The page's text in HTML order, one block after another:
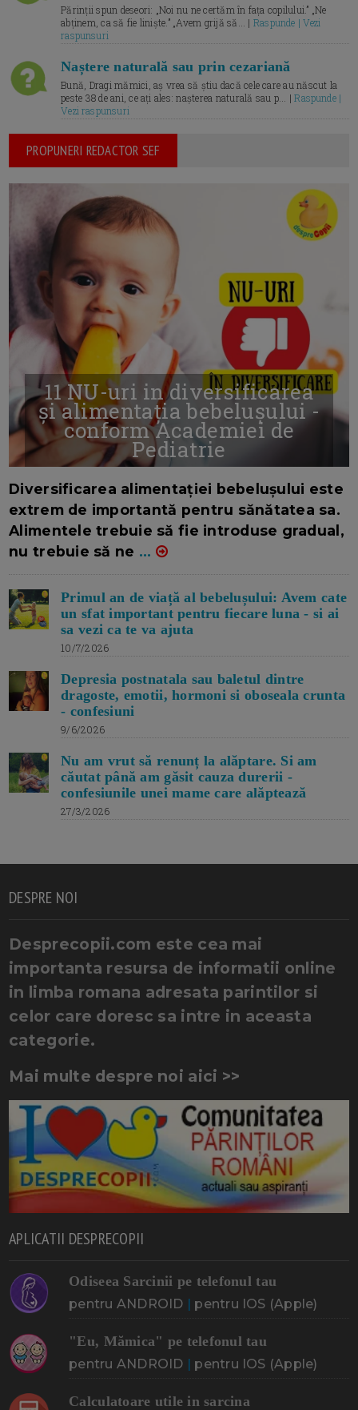
Părinții spun deseori: „Noi nu ne certăm în fața copilului.” „Ne
abținem, ca să fie liniște.” „Avem grijă să... | Raspunde | Vezi
raspunsuri
Naștere naturală sau prin cezariană
Bună, Dragi mămici, aș vrea să știu dacă cele care au născut la
peste 38 de ani, ce ați ales: nașterea naturală sau p... |Raspunde |
Vezi raspunsuri
PROPUNERI REDACTOR SEF
11 NU-uri in diversificarea
și alimentația bebelușului -
conform Academiei de
Pediatrie
Diversificarea alimentației bebelușului este
extrem de importantă pentru sănătatea sa.
Alimentele trebuie să fie introduse gradual,
nu trebuie să ne ...
Primul an de viață al bebelușului: Avem cate
un sfat important pentru fiecare luna - si ai
sa vezi ca te va ajuta
10/7/2026
Depresia postnatala sau baletul dintre
dragoste, emotii, hormoni si oboseala crunta
- confesiuni
9/6/2026
Nu am vrut să renunț la alăptare. Si am
căutat până am găsit cauza durerii -
confesiunile unei mame care alăptează
27/3/2026
DESPRE NOI
Desprecopii.com este cea mai
importanta resursa de informatii online
in limba romana adresata parintilor si
celor care doresc sa intre in aceasta
categorie.
Mai multe despre noi aici >>
APLICATII DESPRECOPII
Odiseea Sarcinii pe telefonul tau
pentru ANDROID | pentru IOS (Apple)
"Eu, Mămica" pe telefonul tau
pentru ANDROID | pentru IOS (Apple)
Calculatoare utile in sarcina